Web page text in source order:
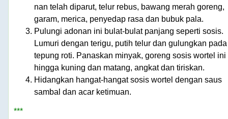
nan telah diparut, telur rebus, bawang merah goreng,
garam, merica, penyedap rasa dan bubuk pala.
Pulungi adonan ini bulat-bulat panjang seperti sosis.
Lumuri dengan terigu, putih telur dan gulungkan pada
tepung roti. Panaskan minyak, goreng sosis wortel ini
hingga kuning dan matang, angkat dan tiriskan.
Hidangkan hangat-hangat sosis wortel dengan saus
sambal dan acar ketimuan.
***